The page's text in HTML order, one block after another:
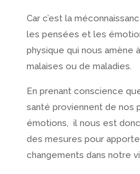
Car c’est la
les pensées et les
physique qui nous amène
malaises ou de maladies.
En prenant conscience
santé proviennent de nos
émotions, il nous est
des mesures pour
changements dans notre